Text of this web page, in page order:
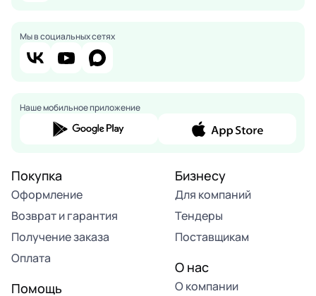
Мы в социальных сетях
Наше мобильное приложение
Покупка
Оформление
Возврат и гарантия
Получение заказа
Оплата
Помощь
Бизнесу
Для компаний
Тендеры
Поставщикам
О нас
О компании